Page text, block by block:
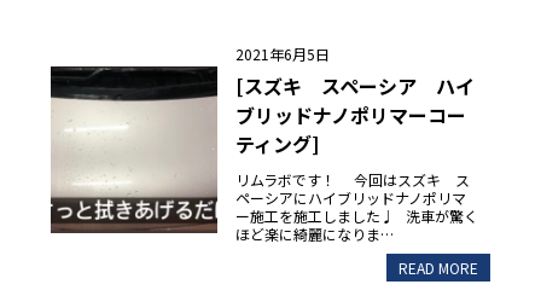
2021年6月5日
[スズキ スペーシア ハイ
ブリッドナノポリマーコー
ティング]
リムラボです！ 今回はスズキ ス
ペーシアにハイブリッドナノポリマ
ー施工を施工しました♩ 洗車が驚く
ほど楽に綺麗になりま…
READ MORE